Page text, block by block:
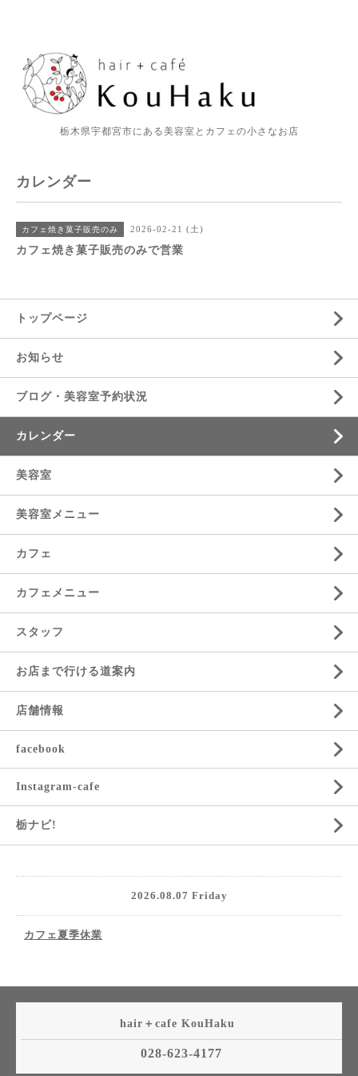
栃木県宇都宮市にある美容室とカフェの小さなお店
カレンダー
カフェ焼き菓子販売のみ 2026-02-21 (土)
カフェ焼き菓子販売のみで営業
トップページ
お知らせ
ブログ・美容室予約状況
カレンダー
美容室
美容室メニュー
カフェ
カフェメニュー
スタッフ
お店まで行ける道案内
店舗情報
facebook
Instagram-cafe
栃ナビ!
2026.08.07 Friday
カフェ夏季休業
hair＋cafe KouHaku
028-623-4177